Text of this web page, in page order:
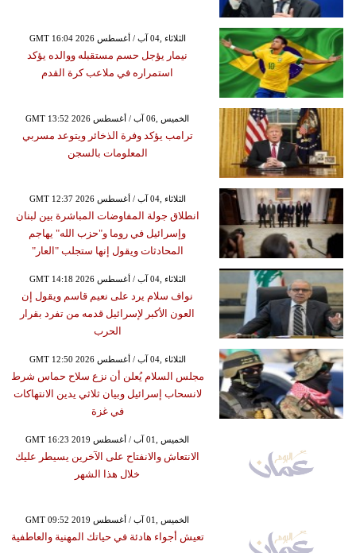
GMT 16:04 2026 الثلاثاء ,04 آب / أغسطس
نيمار يؤجل حسم مستقبله ووالده يؤكد
استمراره في ملاعب كرة القدم
GMT 13:52 2026 الخميس ,06 آب / أغسطس
ترامب يؤكد وفرة الذخائر ويتوعد مسربي
المعلومات بالسجن
GMT 12:37 2026 الثلاثاء ,04 آب / أغسطس
انطلاق جولة المفاوضات المباشرة بين لبنان
وإسرائيل في روما و"حزب الله" يهاجم
المحادثات ويقول إنها ستجلب "العار"
GMT 14:18 2026 الثلاثاء ,04 آب / أغسطس
نواف سلام يرد على نعيم قاسم ويقول إن
العون الأكبر لإسرائيل قدمه من تفرد بقرار
الحرب
GMT 12:50 2026 الثلاثاء ,04 آب / أغسطس
مجلس السلام يُعلن أن نزع سلاح حماس شرط
لانسحاب إسرائيل وبيان ثلاثي يدين الانتهاكات
في غزة
GMT 16:23 2019 الخميس ,01 آب / أغسطس
الانتعاش والانفتاح على الآخرين يسيطر عليك
خلال هذا الشهر
GMT 09:52 2019 الخميس ,01 آب / أغسطس
تعيش أجواء هادئة في حياتك المهنية والعاطفية